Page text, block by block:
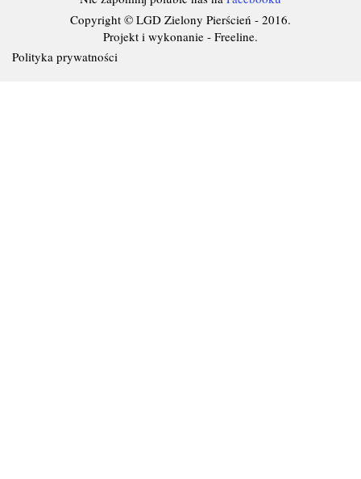
Copyright © LGD Zielony Pierścień - 2016.
Projekt i wykonanie - Freeline.
Polityka prywatności